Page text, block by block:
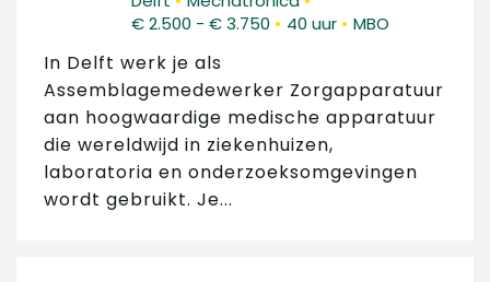
€ 2.500 - € 3.750 • 40 uur • MBO
In Delft werk je als
Assemblagemedewerker Zorgapparatuur
aan hoogwaardige medische apparatuur
die wereldwijd in ziekenhuizen,
laboratoria en onderzoeksomgevingen
wordt gebruikt. Je...